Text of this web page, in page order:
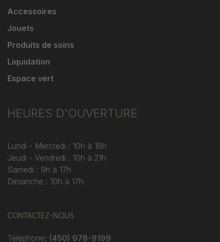
Accessoires
Jouets
Produits de soins
Liquidation
Espace vert
HEURES D'OUVERTURE
Lundi - Mercredi : 10h à 18h
Jeudi - Vendredi : 10h à 21h
Samedi : 9h à 17h
Dimanche : 10h à 17h
CONTACTEZ-NOUS
Téléphone: (450) 978-9199